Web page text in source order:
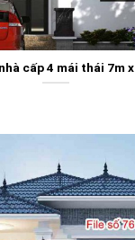
cấp 4 mái thái 7m